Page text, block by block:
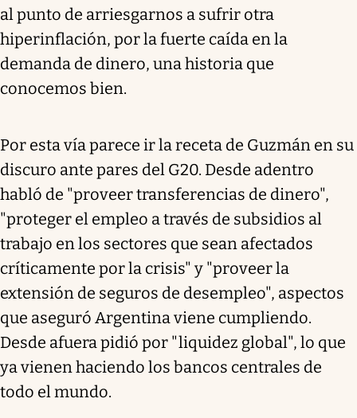
al punto de arriesgarnos a sufrir otra
hiperinflación, por la fuerte caída en la
demanda de dinero, una historia que
conocemos bien.
Por esta vía parece ir la receta de Guzmán en su
discuro ante pares del G20. Desde adentro
habló de "proveer transferencias de dinero",
"proteger el empleo a través de subsidios al
trabajo en los sectores que sean afectados
críticamente por la crisis" y "proveer la
extensión de seguros de desempleo", aspectos
que aseguró Argentina viene cumpliendo.
Desde afuera pidió por "liquidez global", lo que
ya vienen haciendo los bancos centrales de
todo el mundo.